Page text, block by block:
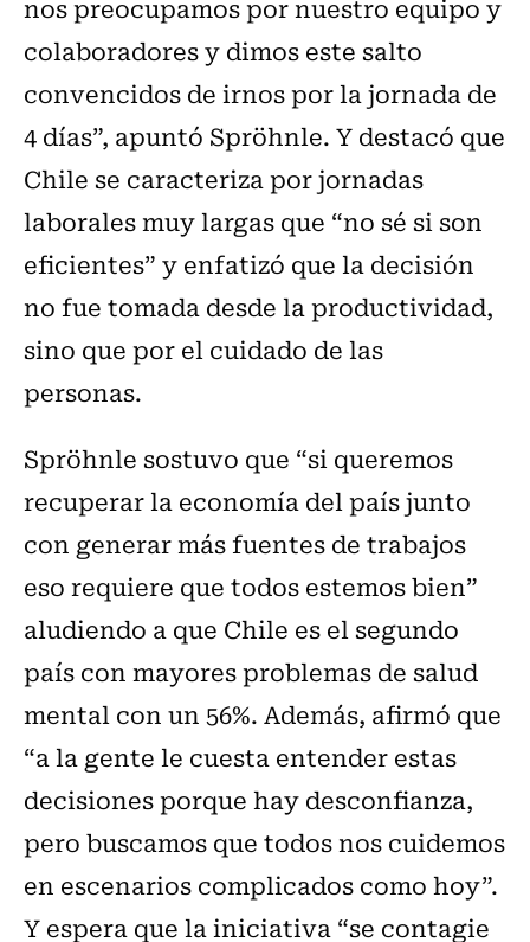
nos preocupamos por nuestro equipo y
colaboradores y dimos este salto
convencidos de irnos por la jornada de
4 días”, apuntó Spröhnle. Y destacó que
Chile se caracteriza por jornadas
laborales muy largas que “no sé si son
eficientes” y enfatizó que la decisión
no fue tomada desde la productividad,
sino que por el cuidado de las
personas.
Spröhnle sostuvo que “si queremos
recuperar la economía del país junto
con generar más fuentes de trabajos
eso requiere que todos estemos bien”
aludiendo a que Chile es el segundo
país con mayores problemas de salud
mental con un 56%. Además, afirmó que
“a la gente le cuesta entender estas
decisiones porque hay desconfianza,
pero buscamos que todos nos cuidemos
en escenarios complicados como hoy”.
Y espera que la iniciativa “se contagie